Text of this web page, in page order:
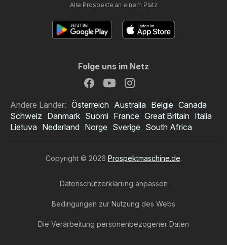
Alle Prospekte an einem Platz
Folge uns im Netz
Andere Länder: Österreich Australia België Canada
Schweiz Danmark Suomi France Great Britain Italia
Lietuva Nederland Norge Sverige South Africa
Copyright © 2026 Prospektmaschine.de.
Datenschutzerklärung anpassen
Bedingungen zur Nutzung des Webs
Die Verarbeitung personenbezogener Daten